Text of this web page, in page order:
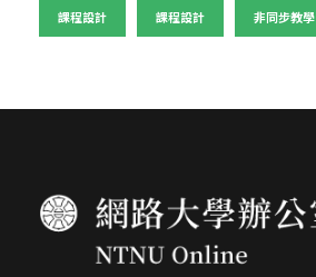
課程設計 課程設計 非同步教學